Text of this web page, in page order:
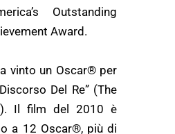
Outstanding
Award.
vinto un Oscar® per
Del Re” (The
Il film del 2010 è
a 12 Oscar®, più di